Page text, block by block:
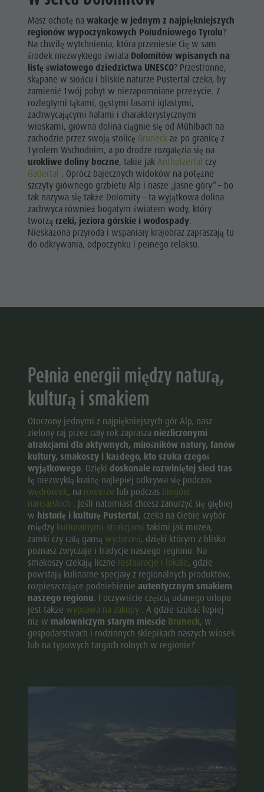
DOLOMITY
UNESCO
ATRAKCJE
RODZINA I
DZIECI
WYDARZENIA
Zakupy
Wellness
Parki
przyrody
Pustertal
Tyrol
Wydarzenia
Przewodnik
A-Z
Pustertal
Południowy Tyrol
Wydarzenia
Przewodnik A-Z
Masz ochotę nawakacje w jednym z najpiękniejszych
regionów wypoczynkowych Południowego Tyrolu?
Na chwilę wytchnienia, która przeniesie Cię w sam
środek niezwykłego świata Dolomitów wpisanych na
listę światowego dziedzictwa UNESCO? Przestronne,
skąpane w słońcu i bliskie naturze Pustertal czeka, by
zamienić Twój pobyt w niezapomniane przeżycie. Z
rozległymi łąkami, gęstymi lasami iglastymi,
zachwycającymi halami i charakterystycznymi
wioskami, główna dolina ciągnie się od Mühlbach na
zachodzie przez swoją stolicę Bruneck aż po granicę z
Tyrolem Wschodnim, a po drodze rozgałęzia się na
urokliwe doliny boczne, takie jakAntholzertal czy
Gadertal . Oprócz bajecznych widoków na potężne
szczyty głównego grzbietu Alp i nasze „jasne góry” – bo
tak nazywa się także Dolomity – ta wyjątkowa dolina
zachwyca również bogatym światem wody, który
tworzą rzeki, jeziora górskie i wodospady.
Nieskażona przyroda i wspaniały krajobraz zapraszają tu
do odkrywania, odpoczynku i pełnego relaksu.
Pełnia energii między naturą,
kulturą i smakiem
Otoczony jednymi z najpiękniejszych gór Alp, nasz
zielony raj przez cały rok zaprasza niezliczonymi
atrakcjami dla aktywnych, miłośników natury, fanów
kultury, smakoszy i każdego, kto szuka czegoś
wyjątkowego. Dziękidoskonale rozwiniętej sieci tras
tę niezwykłą krainę najlepiej odkrywa się podczas
wędrówek, na rowerze lub podczas biegów
narciarskich . Jeśli natomiast chcesz zanurzyć się głębiej
w historię i kulturę Pustertal, czeka na Ciebie wybór
między kulturalnymi atrakcjami takimi jak muzea,
zamki czy całą gamą wydarzeń, dzięki którym z bliska
poznasz zwyczaje i tradycje naszego regionu. Na
smakoszy czekają liczne restauracje i lokale, gdzie
powstają kulinarne specjały z regionalnych produktów,
rozpieszczające podniebienieautentycznym smakiem
naszego regionu. I oczywiście częścią udanego urlopu
jest także wyprawa na zakupy . A gdzie szukać lepiej
niż w malowniczym starym mieście Bruneck, w
gospodarstwach i rodzinnych sklepikach naszych wiosek
lub na typowych targach rolnych w regionie?